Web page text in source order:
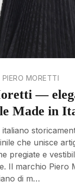
MORETTI
—
Made in
che unisce
pregiate e
Il marchio Piero
di m…